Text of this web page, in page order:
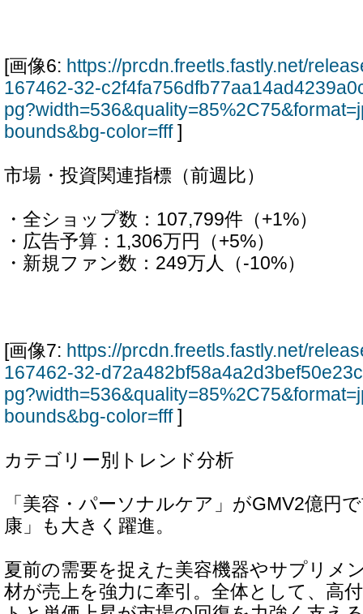
[画像6: https://prcdn.freetls.fastly.net/
167462-32-
bounds&bg-color=fff]
市場・投資関連指標（前週比）
・全ショップ数：107,799件（+1%）
・広告予算：1,306万円（+5%）
・新規ファン数：249万人（-10%）
[画像7: https://prcdn.freetls.fastly.net/
167462-32-
bounds&bg-color=fff]
カテゴリー別トレンド分析
「美容・パーソナルケア」がGMV2億円
康」も大きく躍進。
夏前の需要を捉えた美容機器やサプリメ
材が売上を強力に牽引。全体として、高